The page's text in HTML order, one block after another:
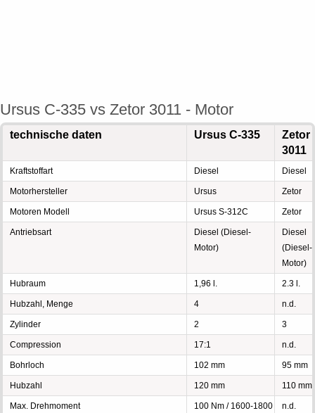
Ursus C-335 vs Zetor 3011 - Motor
technische daten Ursus C-335
Zetor
3011
Kraftstoffart Diesel Diesel
Motorhersteller Ursus Zetor
Motoren Modell Ursus S-312C Zetor
Antriebsart
Diesel (Diesel-
Motor)
Diesel
(Diesel-
Motor)
Hubraum 1,96 l. 2.3 l.
Hubzahl, Menge 4 n.d.
Zylinder 2 3
Compression 17:1 n.d.
Bohrloch 102 mm 95 mm
Hubzahl 120 mm 110 mm
Max. Drehmoment
100 Nm / 1600-1800
n.d.